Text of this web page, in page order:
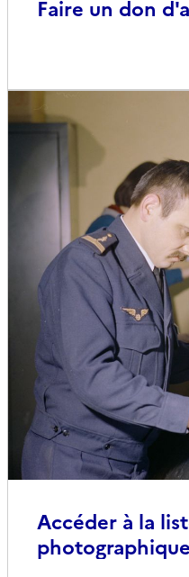
Faire un don
Accéder à la